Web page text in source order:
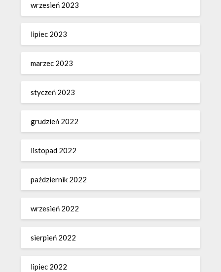
wrzesień 2023
lipiec 2023
marzec 2023
styczeń 2023
grudzień 2022
listopad 2022
październik 2022
wrzesień 2022
sierpień 2022
lipiec 2022